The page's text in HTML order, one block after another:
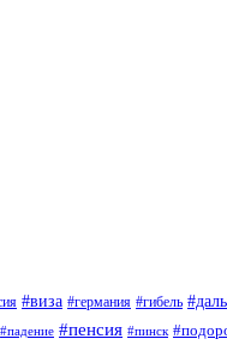
#виза #германия #гибель
#падение #пенсия #пинск